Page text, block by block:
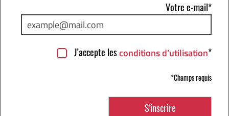
Votre e-mail*
J’accepte lesconditions d’utilisation*
*Champs requis